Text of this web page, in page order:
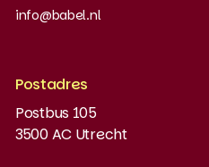
info@babel.nl
Postadres
Postbus 105
3500 AC Utrecht